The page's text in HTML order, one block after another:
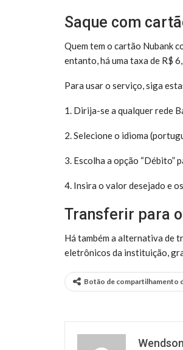
Saque com
Quem tem o cartão Nubank
entanto, há uma taxa de R$
Para usar o serviço, siga
1. Dirija-se a qualquer rede
2. Selecione o idioma
3. Escolha a opção “Débito”
4. Insira o valor desejado e
Transferir para
Há também a alternativa de
eletrônicos da instituição,
Botão de compartilhamento
Wendson